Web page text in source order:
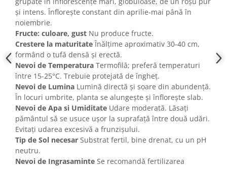
și intens. Înflorește constant din aprilie-mai până în
noiembrie.
Fructe: culoare, gust Nu produce fructe.
Crestere la maturitate Înălțime aproximativ 30-40 cm,
formând o tufă densă și erectă.
Nevoi de Temperatura Termofilă; preferă temperaturi
între 15-25°C. Trebuie protejată de îngheț.
Nevoi de Lumina Lumină directă și soare din abundență.
În locuri umbrite, planta se alungește și înflorește slab.
Nevoi de Apa si Umiditate Udare moderată. Lăsați
pământul să se usuce ușor la suprafață între două udări.
Evitați udarea excesivă a frunzișului.
Tip de Sol necesar Substrat fertil, bine drenat, cu un pH
neutru.
Nevoi de Ingrasaminte Se recomandă fertilizarea